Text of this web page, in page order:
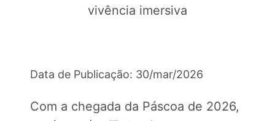
vivência imersiva
Data de Publicação: 30/mar/2026
Com a chegada da Páscoa de 2026,